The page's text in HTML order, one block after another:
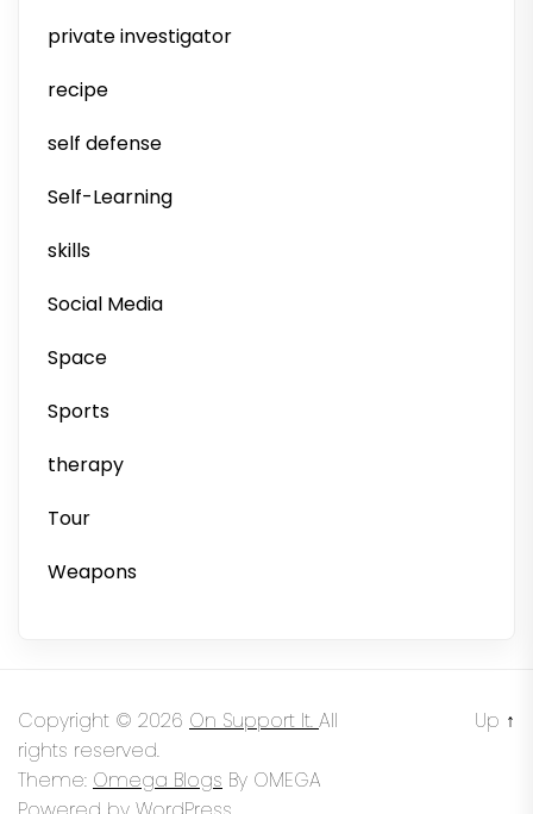
private investigator
recipe
self defense
Self-Learning
skills
Social Media
Space
Sports
therapy
Tour
Weapons
Copyright © 2026 On Support It. All
rights reserved.
Theme: Omega Blogs By OMEGA
Up ↑